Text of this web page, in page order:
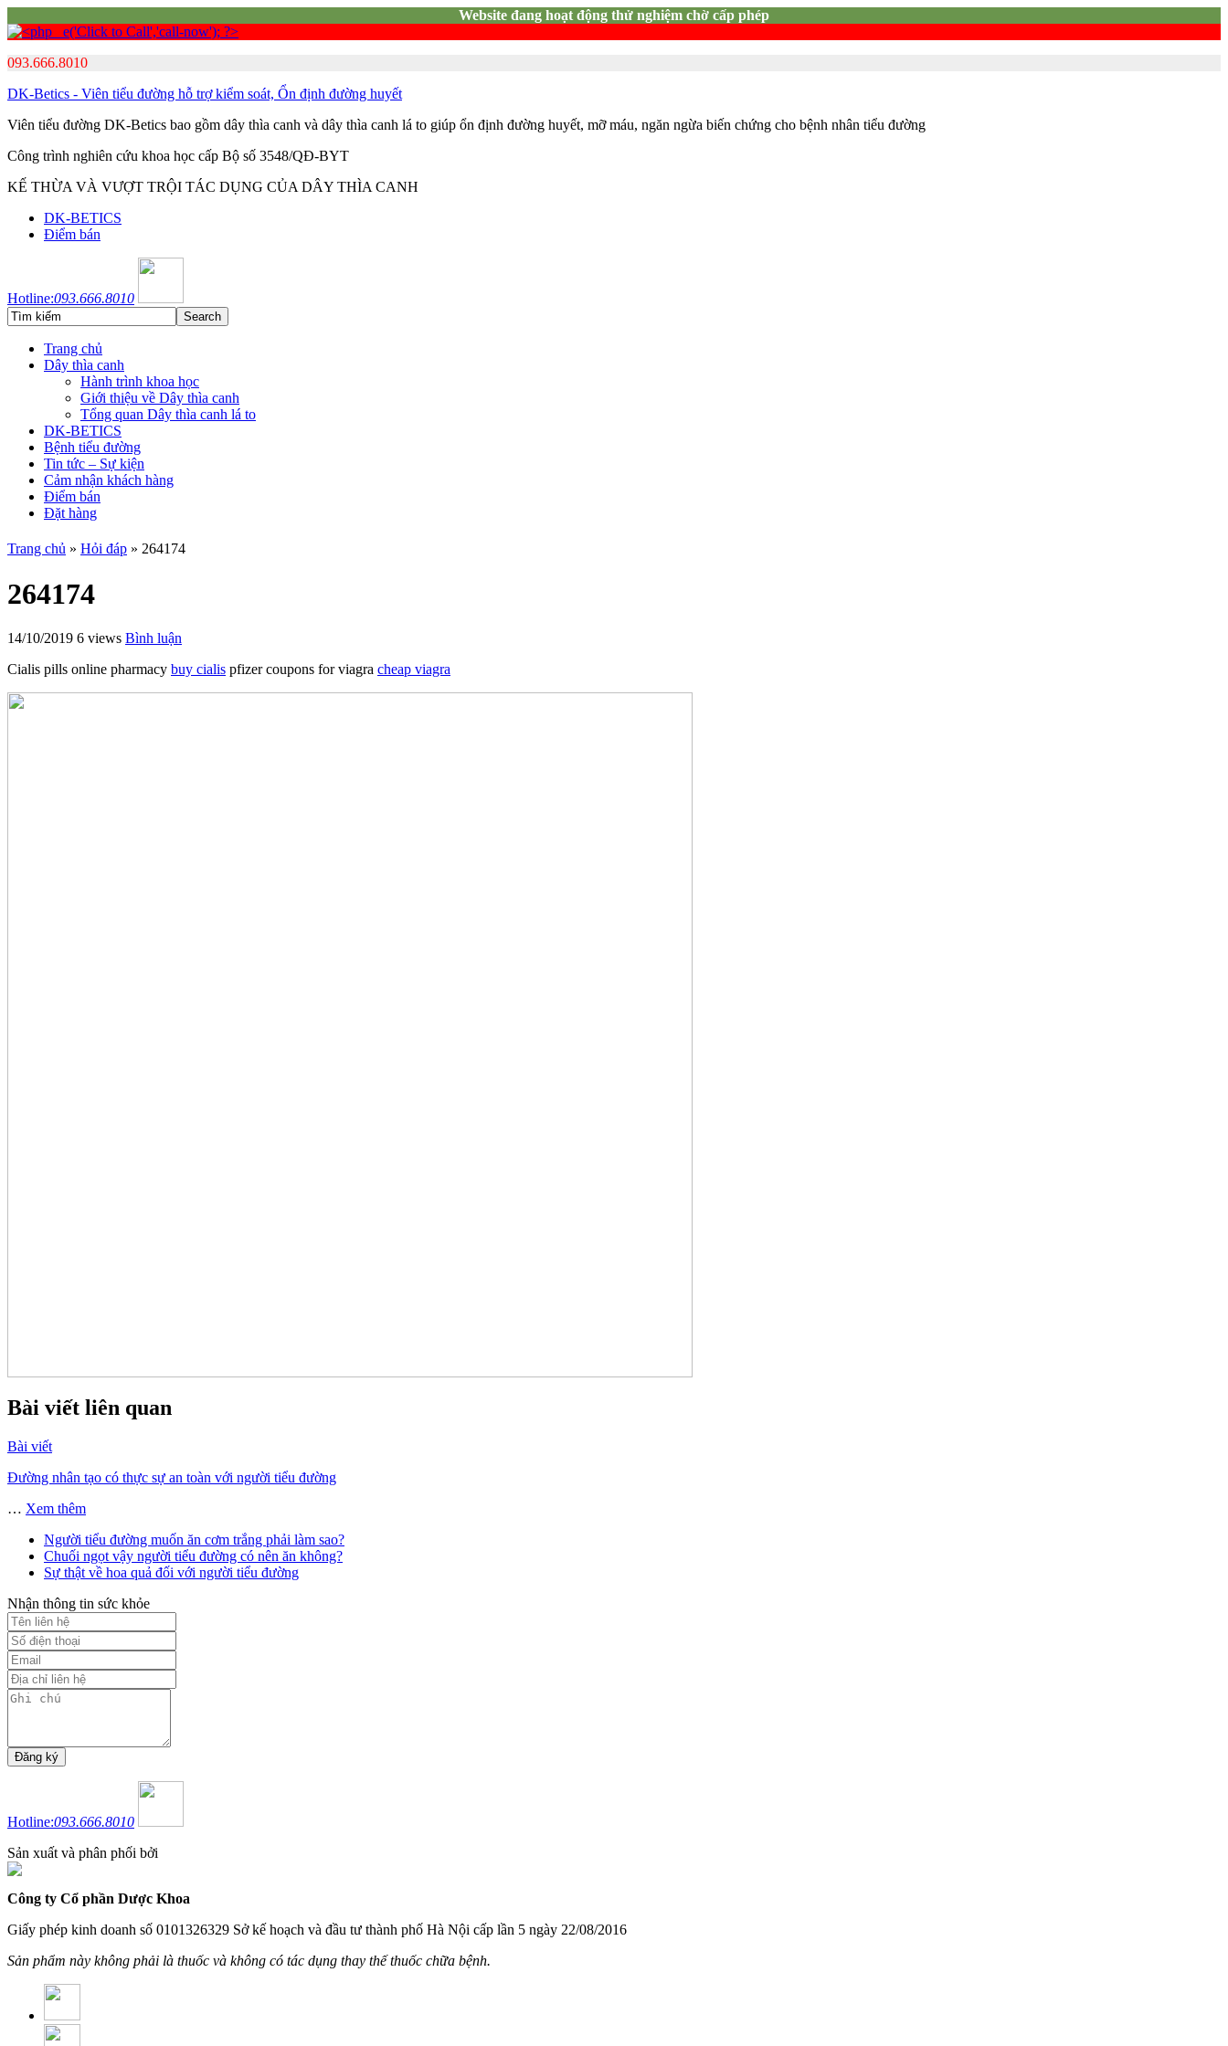
Website đang hoạt động thử nghiệm chờ cấp phép
093.666.8010
DK-Betics - Viên tiểu đường hỗ trợ kiểm soát, Ổn định đường huyết
Viên tiểu đường DK-Betics bao gồm dây thìa canh và dây thìa canh lá to giúp ổn định đường huyết, mỡ máu, ngăn ngừa biến chứng cho bệnh nhân tiểu đường
Công trình nghiên cứu khoa học cấp Bộ số 3548/QĐ-BYT
KẾ THỪA VÀ VƯỢT TRỘI TÁC DỤNG CỦA DÂY THÌA CANH
DK-BETICS
Điểm bán
Hotline:093.666.8010
Trang chủ
Dây thìa canh
Hành trình khoa học
Giới thiệu về Dây thìa canh
Tổng quan Dây thìa canh lá to
DK-BETICS
Bệnh tiểu đường
Tin tức – Sự kiện
Cảm nhận khách hàng
Điểm bán
Đặt hàng
Trang chủ » Hỏi đáp » 264174
264174
14/10/2019 6 views Bình luận
Cialis pills online pharmacy buy cialis pfizer coupons for viagra cheap viagra
Bài viết liên quan
Bài viết
Đường nhân tạo có thực sự an toàn với người tiểu đường
… Xem thêm
Người tiểu đường muốn ăn cơm trắng phải làm sao?
Chuối ngọt vậy người tiểu đường có nên ăn không?
Sự thật về hoa quả đối với người tiểu đường
Nhận thông tin sức khỏe
Hotline:093.666.8010
Sản xuất và phân phối bởi
Công ty Cổ phần Dược Khoa
Giấy phép kinh doanh số 0101326329 Sở kế hoạch và đầu tư thành phố Hà Nội cấp lần 5 ngày 22/08/2016
Sản phẩm này không phải là thuốc và không có tác dụng thay thế thuốc chữa bệnh.